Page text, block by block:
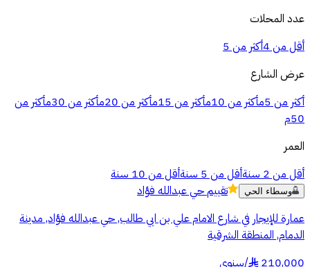
عدد المحلات
أقل من 4 أكثر من 5
عرض الشارع
أكثر من 5م
أكثر من 10م أكثر من 15م أكثر من 20م أكثر من 30م
أكثر من
50م
العمر
أقل من 2 سنة
أقل من 5 سنة أقل من 10 سنة
وسطاء الحي تقييمحي عبدالله فؤاد
عمارة للإيجار في شارع الامام علي بن ابي طالب, حي عبدالله فؤاد, مدينة
الدمام, المنطقة الشرقية
210,000
§
/سنوي